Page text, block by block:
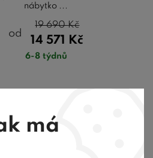
nábytko ...
od
14 571 Kč
19 690Kč
6-8 týdnů
má